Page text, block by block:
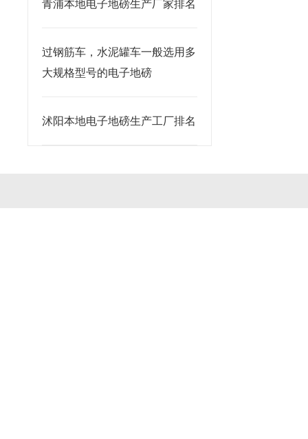
青浦本地电子地磅生产厂家排名
过钢筋车，水泥罐车一般选用多
大规格型号的电子地磅
沭阳本地电子地磅生产工厂排名